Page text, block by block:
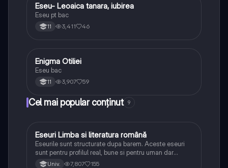
Limba și literatura română
Eseu- Leoaica tanara, iubirea
Eseu pt bac
11 3,411 46
Limba și literatura română
Enigma Otiliei
Eseu bac
11 3,907 59
Cel mai popular conținut 9
Limba și literatura română
Eseuri Limba si literatura română
Eseurile sunt structurate dupa barem. Aceste eseuri
sunt pentru profilul real, bune si pentru uman dar
lipsesc relatiile dintre personaje si caracrerizarile.
Univ. 7,807 155